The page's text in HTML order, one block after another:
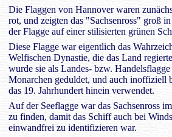
Die Flaggen von Hannover waren
rot, und zeigten das "Sachsenross" groß
der Flagge auf einer stilisierten grünen
Diese Flagge war eigentlich das
Welfischen Dynastie, die das Land
wurde sie als Landes- bzw.
Monarchen geduldet, und auch inoffiziell
das 19. Jahrhundert hinein verwendet.
Auf der Seeflagge war das Sachsenross
zu finden, damit das Schiff auch bei
einwandfrei zu identifizieren war.